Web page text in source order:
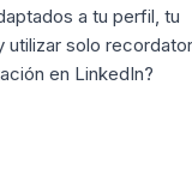
a tu perfil, tu
utilizar solo
en LinkedIn?